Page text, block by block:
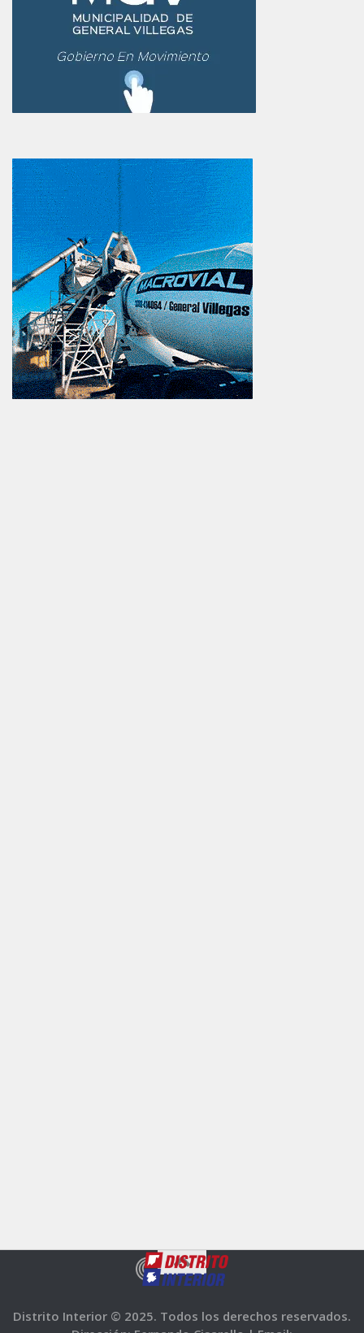
Distrito Interior © 2025. Todos los derechos reservados.